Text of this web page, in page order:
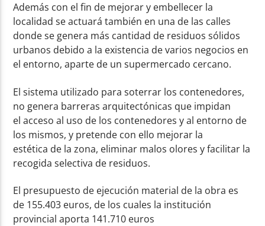
Además con el fin de mejorar y embellecer la
localidad se actuará también en una de las calles
donde se genera más cantidad de residuos sólidos
urbanos debido a la existencia de varios negocios en
el entorno, aparte de un supermercado cercano.
El sistema utilizado para soterrar los contenedores,
no genera barreras arquitectónicas que impidan
el acceso al uso de los contenedores y al entorno de
los mismos, y pretende con ello mejorar la
estética de la zona, eliminar malos olores y facilitar la
recogida selectiva de residuos.
El presupuesto de ejecución material de la obra es
de 155.403 euros, de los cuales la institución
provincial aporta 141.710 euros